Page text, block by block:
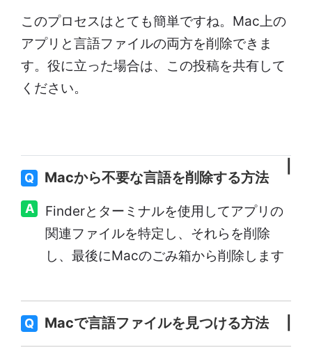
このプロセスはとても簡単ですね。Mac上の
アプリと言語ファイルの両方を削除できま
す。役に立った場合は、この投稿を共有して
ください。
Q Macから不要な言語を削除する方法
A
Finderとターミナルを使用してアプリの
関連ファイルを特定し、それらを削除
し、最後にMacのごみ箱から削除します
Q Macで言語ファイルを見つける方法